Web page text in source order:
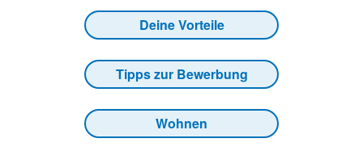
Deine Vorteile
Tipps zur Bewerbung
Wohnen